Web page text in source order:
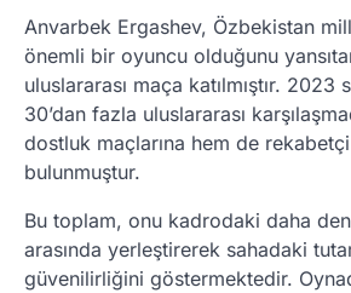
Anvarbek Ergashev, Özbekistan
önemli bir oyuncu olduğunu
uluslararası maça katılmıştır. 2023
30’dan fazla uluslararası
dostluk maçlarına hem de
bulunmuştur.
Bu toplam, onu kadrodaki daha
arasında yerleştirerek sahadaki
güvenilirliğini göstermektedir.